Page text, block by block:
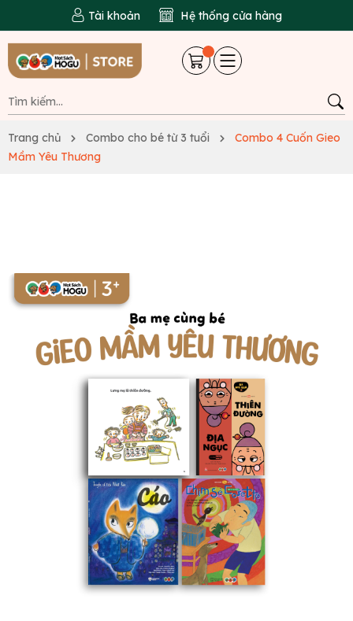
Tài khoản Hệ thống cửa hàng
Trang chủ Combo cho bé từ 3 tuổi
Combo 4 Cuốn Gieo
Mầm Yêu Thương